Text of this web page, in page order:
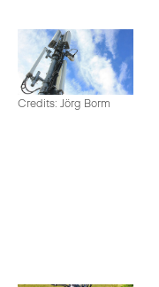
Credits: Jörg Borm